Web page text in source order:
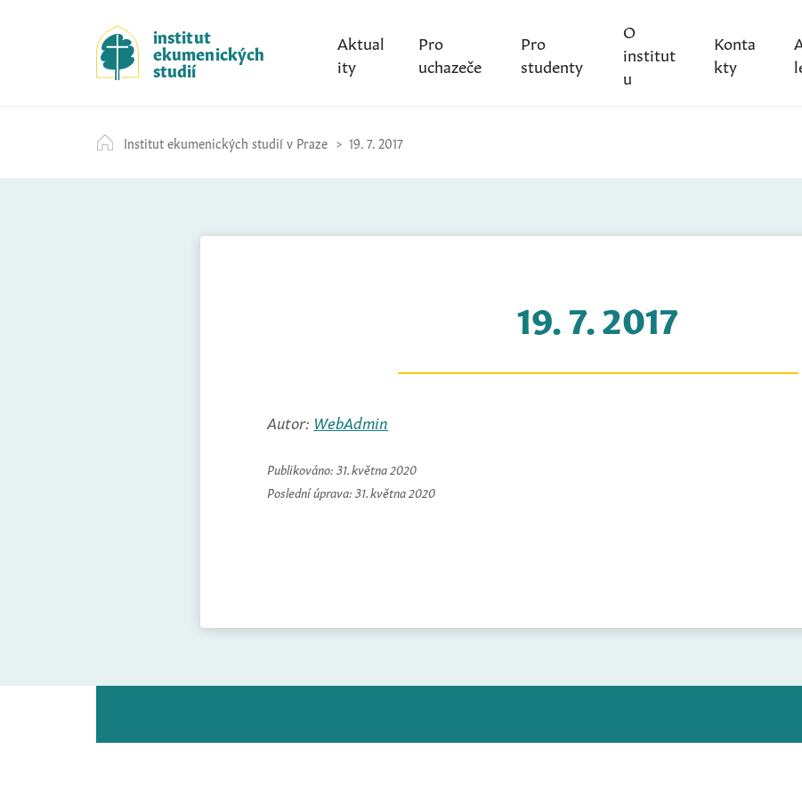
k
i
p
t
c
o
institut
ekumenických
studií
Aktual
ity
Pro
uchazeče
Pro
studenty
O
institut
u
Konta
kty
Institut ekumenických studií v Praze 19. 7. 2017
19. 7. 2017
Autor: WebAdmin
Publikováno: 31. května 2020
Poslední úprava: 31. května 2020